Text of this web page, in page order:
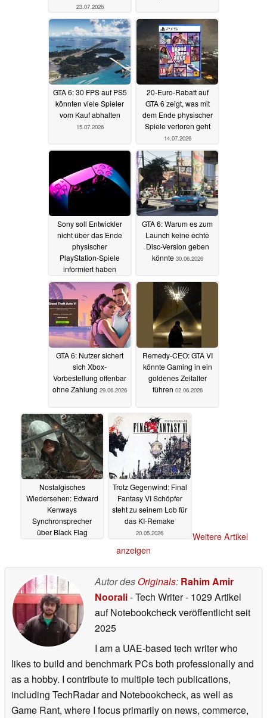
23.07.2026
GTA 6: 30 FPS auf PS5
könnten viele Spieler
vom Kauf abhalten
15.07.2026
20-Euro-Rabatt auf
GTA 6 zeigt, was mit
dem Ende physischer
Spiele verloren geht
14.07.2026
Sony soll Entwickler
nicht über das Ende
physischer
PlayStation-Spiele
informiert haben
03.07.2026
GTA 6: Warum es zum
Launch keine echte
Disc-Version geben
könnte 30.06.2026
GTA 6: Nutzer sichert
sich Xbox-
Vorbestellung offenbar
ohne Zahlung 29.06.2026
Remedy-CEO: GTA VI
könnte Gaming in ein
goldenes Zeitalter
führen 02.06.2026
Nostalgisches
Wiedersehen: Edward
Kenways
Synchronsprecher
über Black Flag
Trotz Gegenwind: Final
Fantasy VI Schöpfer
steht zu seinem Lob für
das KI-Remake
20.05.2026
Weitere Artikel
anzeigen
Autor des Originals: Rahim Amir
Noorali- Tech Writer- 1029 Artikel
auf Notebookcheck veröffentlichtseit
2025
I am a UAE-based tech writer who
likes to build and benchmark PCs both professionally and
as a hobby. I contribute to multiple tech publications,
including TechRadar and Notebookcheck, as well as
Game Rant, where I focus primarily on news, commerce,